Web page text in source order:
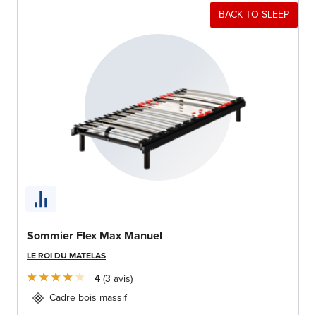
BACK TO SLEEP
Sommier Flex Max Manuel
LE ROI DU MATELAS
4 3 avis
Cadre bois massif